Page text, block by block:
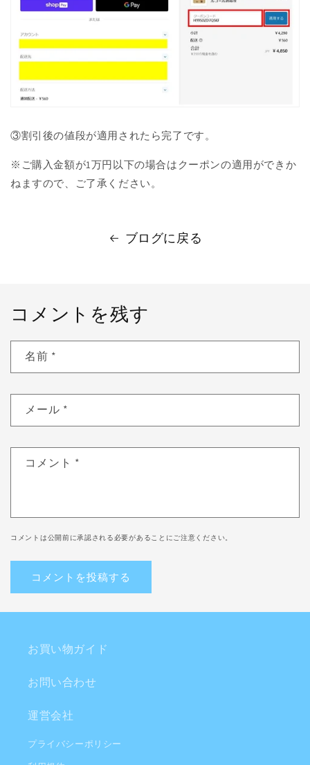
③割引後の値段が適用されたら完了です。
※ご購入金額が1万円以下の場合はクーポンの適用ができか
ねますので、ご了承ください。
ブログに戻る
コメントを残す
名前 *
メール *
コメント *
コメントは公開前に承認される必要があることにご注意ください。
お買い物ガイド
お問い合わせ
運営会社
プライバシーポリシー